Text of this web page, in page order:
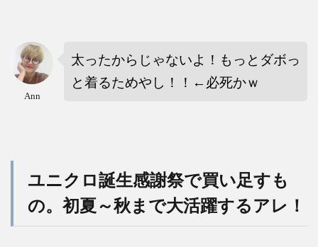
Ann
太ったからじゃないよ！もっとダボっ
と着るためやし！！ ←必死かｗ
ユニクロ誕生感謝祭で買い足すも
の。初夏～秋まで大活躍するアレ！